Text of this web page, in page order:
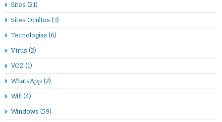
Sites (21)
Sites Ocultos (3)
Tecnologias (6)
Vírus (2)
VOZ (1)
WhatsApp (2)
Wifi (4)
Windows (59)